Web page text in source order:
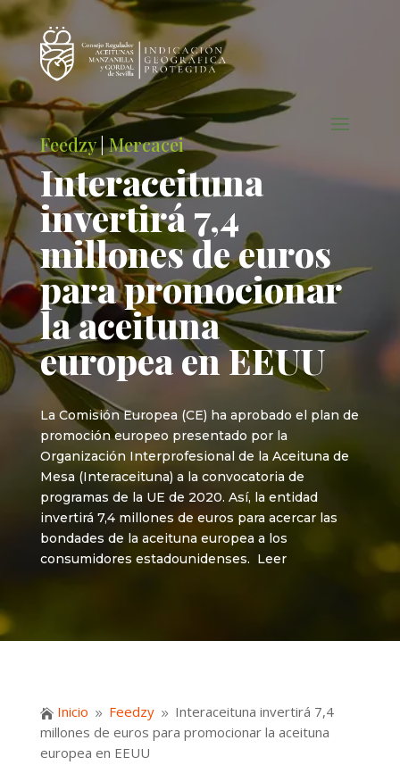
Feedzy|Mercacei
Interaceituna
invertirá 7,4
millones de euros
para promocionar
la aceituna
europea en EEUU
La Comisión Europea (CE) ha aprobado el plan de
promoción europeo presentado por la
Organización Interprofesional de la Aceituna de
Mesa (Interaceituna) a la convocatoria de
programas de la UE de 2020. Así, la entidad
invertirá 7,4 millones de euros para acercar las
bondades de la aceituna europea a los
consumidores estadounidenses. Leer
 Inicio 9 Feedzy 9 Interaceituna invertirá 7,4
millones de euros para promocionar la aceituna
europea en EEUU